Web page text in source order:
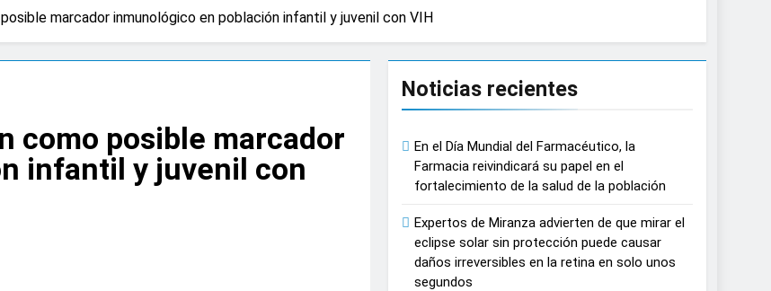
en el tumor podría ser clave en la personalización del tratamiento de pacientes con cáncer
de la fotoprotección entre los más pequeños con proyecciones de películas de los
puede ayudar a aliviar el malestar asociado al cólico del lactante
ley del tabaco que amplía los espacios sin humo a terrazas, playas y otros espacios al aire
proyecto de ley del medicamento: más sostenibilidad, autonomía estratégica y modernización
marcador inmunológico en población infantil y juvenil con VIH
como posible marcador
infantil y juvenil con
Noticias recientes
En el Día Mundial del Farmacéutico, la
Farmacia reivindicará su papel en el
fortalecimiento de la salud de la población
Expertos de Miranza advierten de que mirar el
eclipse solar sin protección puede causar
daños irreversibles en la retina en solo unos
segundos